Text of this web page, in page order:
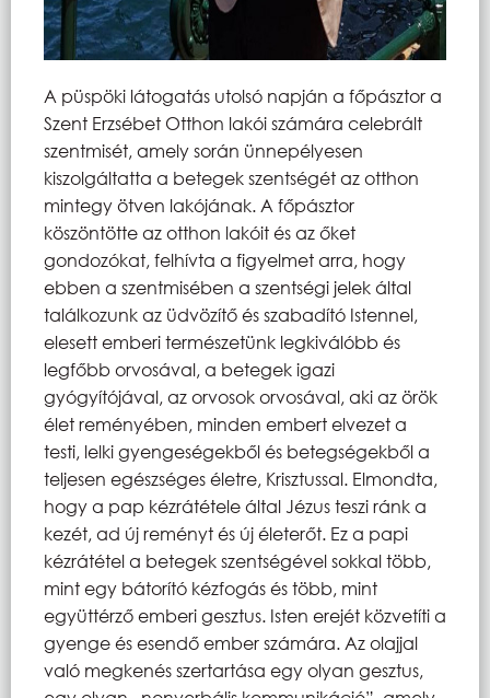
A püspöki látogatás utolsó napján a főpásztor a
Szent Erzsébet Otthon lakói számára celebrált
szentmisét, amely során ünnepélyesen
kiszolgáltatta a betegek szentségét az otthon
mintegy ötven lakójának. A főpásztor
köszöntötte az otthon lakóit és az őket
gondozókat, felhívta a figyelmet arra, hogy
ebben a szentmisében a szentségi jelek által
találkozunk az üdvözítő és szabadító Istennel,
elesett emberi természetünk legkiválóbb és
legfőbb orvosával, a betegek igazi
gyógyítójával, az orvosok orvosával, aki az örök
élet reményében, minden embert elvezet a
testi, lelki gyengeségekből és betegségekből a
teljesen egészséges életre, Krisztussal. Elmondta,
hogy a pap kézrátétele által Jézus teszi ránk a
kezét, ad új reményt és új életerőt. Ez a papi
kézrátétel a betegek szentségével sokkal több,
mint egy bátorító kézfogás és több, mint
együttérző emberi gesztus. Isten erejét közvetíti a
gyenge és esendő ember számára. Az olajjal
való megkenés szertartása egy olyan gesztus,